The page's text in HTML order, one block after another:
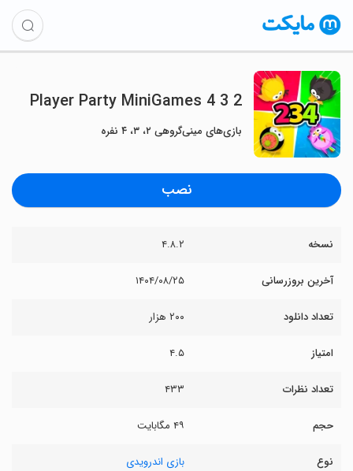
2 3 4 Player Party MiniGames
بازی‌های مینی‌گروهی ۲، ۳، ۴ نفره
نصب
نسخه ۴.۸.۲
آخرین بروزرسانی ۱۴۰۴/۰۸/۲۵
تعداد دانلود ۲۰۰ هزار
امتیاز ۴.۵
تعداد نظرات ۴۳۳
حجم ۴۹ مگابایت
نوع بازی اندرویدی